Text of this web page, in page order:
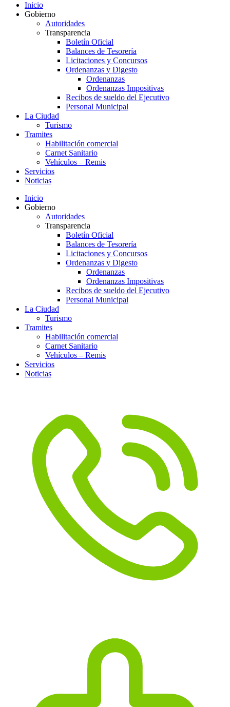
Inicio
Gobierno
Autoridades
Transparencia
Boletín Oficial
Balances de Tesorería
Licitaciones y Concursos
Ordenanzas y Digesto
Ordenanzas
Ordenanzas Impositivas
Recibos de sueldo del Ejecutivo
Personal Municipal
La Ciudad
Turismo
Tramites
Habilitación comercial
Carnet Sanitario
Vehículos – Remis
Servicios
Noticias
Inicio
Gobierno
Autoridades
Transparencia
Boletín Oficial
Balances de Tesorería
Licitaciones y Concursos
Ordenanzas y Digesto
Ordenanzas
Ordenanzas Impositivas
Recibos de sueldo del Ejecutivo
Personal Municipal
La Ciudad
Turismo
Tramites
Habilitación comercial
Carnet Sanitario
Vehículos – Remis
Servicios
Noticias